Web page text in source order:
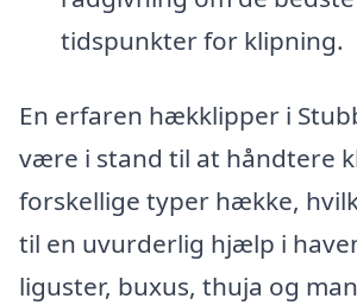
tidspunkter for klipning.
En erfaren hækklipper i
være i stand til at håndtere
forskellige typer hække,
til en uvurderlig hjælp i
liguster, buxus, thuja og